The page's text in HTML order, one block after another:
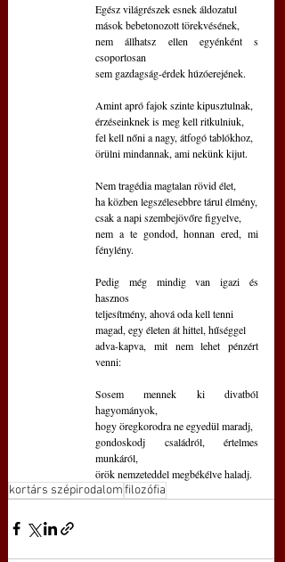
Egész világrészek esnek áldozatul
mások bebetonozott törekvésének,
nem állhatsz ellen egyénként s
csoportosan
sem gazdagság-érdek húzóerejének.
Amint apró fajok szinte kipusztulnak,
érzéseinknek is meg kell ritkulniuk,
fel kell nőni a nagy, átfogó tablókhoz,
örülni mindannak, ami nekünk kijut.
Nem tragédia magtalan rövid élet,
ha közben legszélesebbre tárul élmény,
csak a napi szembejövőre figyelve,
nem a te gondod, honnan ered, mi
fénylény.
Pedig még mindig van igazi és
hasznos
teljesítmény, ahová oda kell tenni
magad, egy életen át hittel, hűséggel
adva-kapva, mit nem lehet pénzért
venni:
Sosem mennek ki divatból
hagyományok,
hogy öregkorodra ne egyedül maradj,
gondoskodj családról, értelmes
munkáról,
örök nemzeteddel megbékélve haladj.
kortárs szépirodalomfilozófia